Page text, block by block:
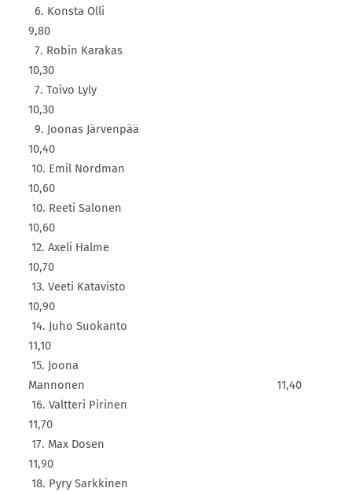
6. Konsta Olli
9,80
7. Robin Karakas
10,30
7. Toivo Lyly
10,30
9. Joonas Järvenpää
10,40
10. Emil Nordman
10,60
10. Reeti Salonen
10,60
12. Axeli Halme
10,70
13. Veeti Katavisto
10,90
14. Juho Suokanto
11,10
15. Joona
Mannonen 11,40
16. Valtteri Pirinen
11,70
17. Max Dosen
11,90
18. Pyry Sarkkinen